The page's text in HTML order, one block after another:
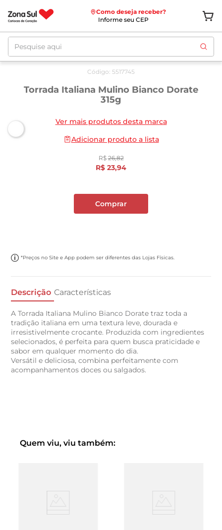
Como deseja receber?
Informe seu CEP
Pesquise aqui
12/08
Código: 5517745
Torrada Italiana Mulino Bianco Dorate
315g
Ver mais produtos desta marca
Adicionar produto a lista
R$ 26,82
R$ 23,94
Comprar
*Preços no Site e App podem ser diferentes das Lojas Físicas.
Descrição Características
A Torrada Italiana Mulino Bianco Dorate traz toda a
tradição italiana em uma textura leve, dourada e
irresistivelmente crocante. Produzida com ingredientes
selecionados, é perfeita para quem busca praticidade e
sabor em qualquer momento do dia.
Versátil e deliciosa, combina perfeitamente com
acompanhamentos doces ou salgados.
Quem viu, viu também: